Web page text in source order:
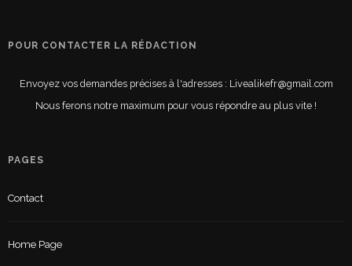
POUR CONTACTER LA RÉDACTION
Envoyez vos demandes précises à l'adresses : Livealikefr@gmail.com
Nous ferons notre maximum pour vous répondre au plus vite !
PAGES
Contact
Home Page